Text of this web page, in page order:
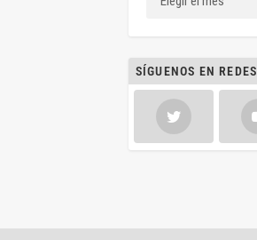
SÍGUENOS EN REDES